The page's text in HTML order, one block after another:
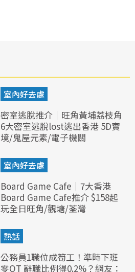
室內好去處
密室逃脫推介｜旺角黃埔荔枝角
6大密室逃脫lost逃出香港 5D實
境/鬼屋元素/電子機關
室內好去處
Board Game Cafe｜7大香港
Board Game Cafe推介 $158起
玩全日旺角/觀塘/荃灣
熱話
公務員1職位成筍工！準時下班
零OT 辭職比例得0.2%？網友：